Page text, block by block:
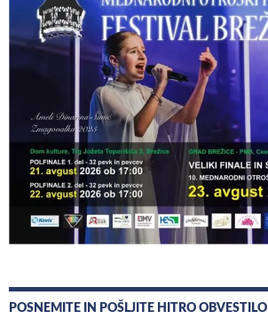
POSNEMITE IN POŠLJITE HITRO OBVESTILO